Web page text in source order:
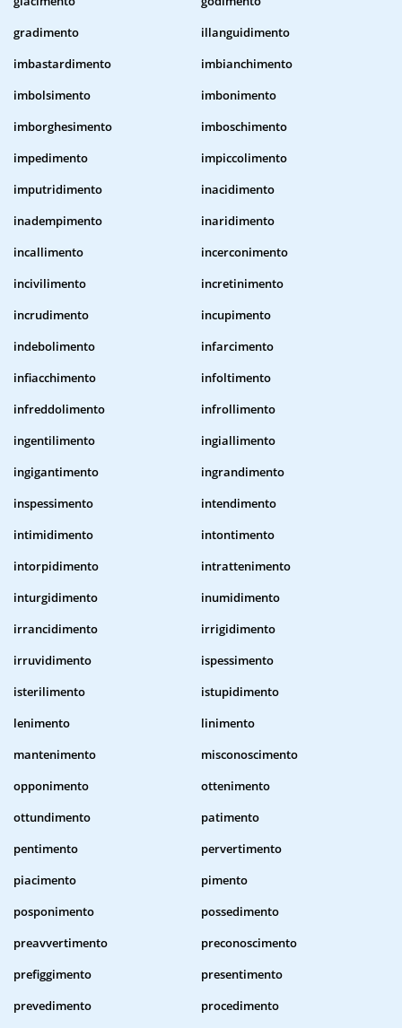
gradimento
illanguidimento
imbastardimento
imbianchimento
imbolsimento
imbonimento
imborghesimento
imboschimento
impedimento
impiccolimento
imputridimento
inacidimento
inadempimento
inaridimento
incallimento
incerconimento
incivilimento
incretinimento
incrudimento
incupimento
indebolimento
infarcimento
infiacchimento
infoltimento
infreddolimento
infrollimento
ingentilimento
ingiallimento
ingigantimento
ingrandimento
inspessimento
intendimento
intimidimento
intontimento
intorpidimento
intrattenimento
inturgidimento
inumidimento
irrancidimento
irrigidimento
irruvidimento
ispessimento
isterilimento
istupidimento
lenimento
linimento
mantenimento
misconoscimento
opponimento
ottenimento
ottundimento
patimento
pentimento
pervertimento
piacimento
pimento
posponimento
possedimento
preavvertimento
preconoscimento
prefiggimento
presentimento
prevedimento
procedimento